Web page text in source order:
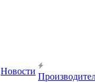
Новости